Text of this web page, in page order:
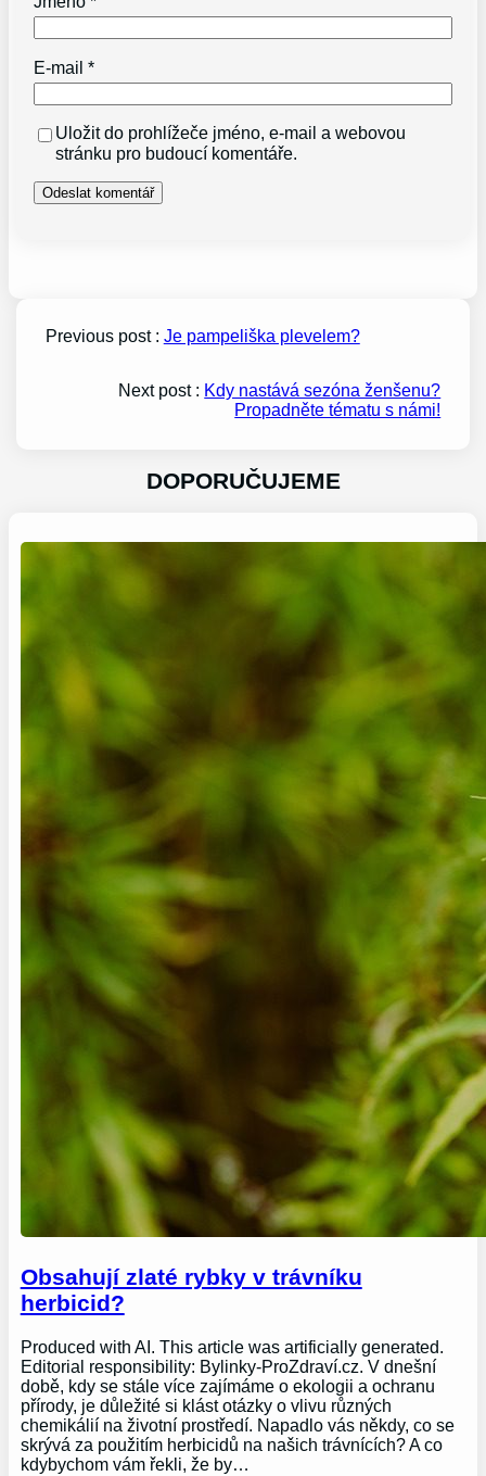
E-mail*
Uložit do prohlížeče jméno, e-mail a webovou
stránku pro budoucí komentáře.
Previous post : Je pampeliška plevelem?
Next post : Kdy nastává sezóna ženšenu?
Propadněte tématu s námi!
DOPORUČUJEME
Obsahují zlaté rybky v trávníku
herbicid?
Produced with AI. This article was artificially generated.
Editorial responsibility: Bylinky-ProZdraví.cz. V dnešní
době, kdy se stále více zajímáme o ekologii a ochranu
přírody, je důležité si klást otázky o vlivu různých
chemikálií na životní prostředí. Napadlo vás někdy, co se
skrývá za použitím herbicidů na našich trávnících? A co
kdybychom vám řekli, že by…